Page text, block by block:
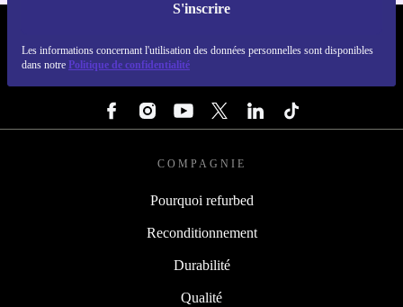
S'inscrire
Les informations concernant l'utilisation des données personnelles sont disponibles
dans notre Politique de confidentialité
COMPAGNIE
Pourquoi refurbed
Reconditionnement
Durabilité
Qualité